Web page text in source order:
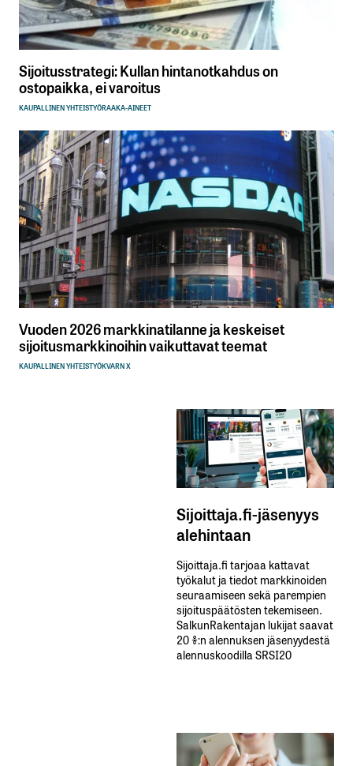
Sijoitusstrategi: Kullan hintanotkahdus on
ostopaikka, ei varoitus
KAUPALLINEN YHTEISTYÖRAAKA-AINEET
Vuoden 2026 markkinatilanne ja keskeiset
sijoitusmarkkinoihin vaikuttavat teemat
KAUPALLINEN YHTEISTYÖKVARN X
Sijoittaja.fi-jäsenyys
alehintaan
Sijoittaja.fi tarjoaa kattavat
työkalut ja tiedot markkinoiden
seuraamiseen sekä parempien
sijoituspäätösten tekemiseen.
SalkunRakentajan lukijat saavat
20 %:n alennuksen jäsenyydestä
alennuskoodilla SRSI20